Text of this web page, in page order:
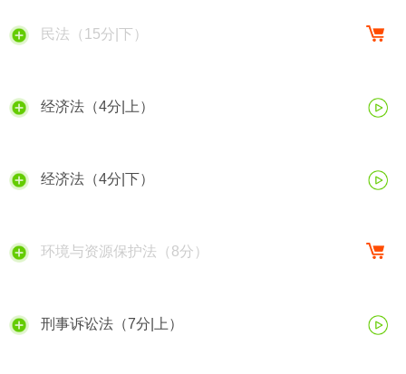
民法（15分|下）
经济法（4分|上）
经济法（4分|下）
环境与资源保护法（8分）
刑事诉讼法（7分|上）